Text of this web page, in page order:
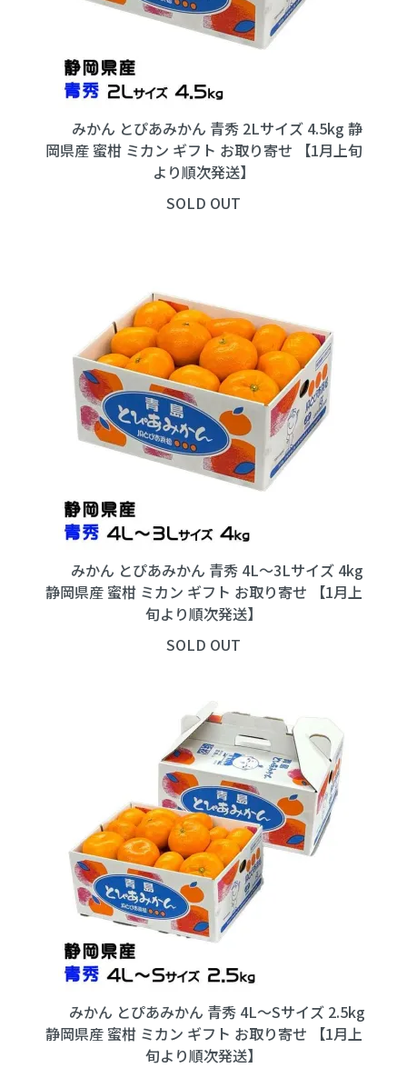
みかん とぴあみかん 青秀 2Lサイズ 4.5kg 静
岡県産 蜜柑 ミカン ギフト お取り寄せ 【1月上旬
より順次発送】
SOLD OUT
みかん とぴあみかん 青秀 4L～3Lサイズ 4kg
静岡県産 蜜柑 ミカン ギフト お取り寄せ 【1月上
旬より順次発送】
SOLD OUT
みかん とぴあみかん 青秀 4L～Sサイズ 2.5kg
静岡県産 蜜柑 ミカン ギフト お取り寄せ 【1月上
旬より順次発送】